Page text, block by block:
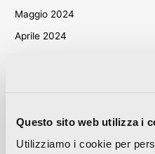
Questo sito web utilizza i
Utilizziamo i cookie per
Maggio 2024
Aprile 2024
Maggio 2023
Aprile 2023